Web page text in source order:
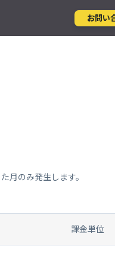
お問い
グローバル
Soracom Mobile
ジ
月のみ発生します。
課金単位